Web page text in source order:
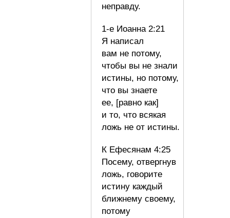
неправду.
1-е Иоанна 2:21
Я написал
вам не потому,
чтобы вы не знали
истины, но потому,
что вы знаете
ее, [равно как]
и то, что всякая
ложь не от истины.
К Ефесянам 4:25
Посему, отвергнув
ложь, говорите
истину каждый
ближнему своему,
потому